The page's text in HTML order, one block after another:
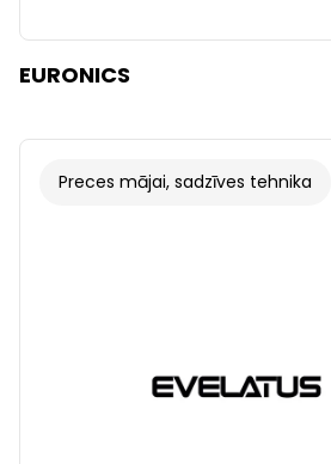
EURONICS
Preces mājai, sadzīves tehnika